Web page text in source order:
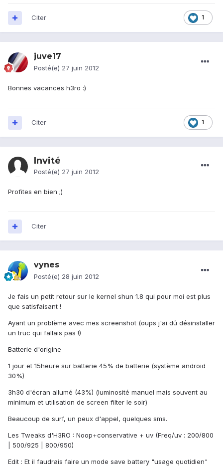
1
Citer
juve17
Posté(e) 27 juin 2012
Bonnes vacances h3ro :)
1
Citer
Invité
Posté(e) 27 juin 2012
Profites en bien ;)
Citer
vynes
Posté(e) 28 juin 2012
Je fais un petit retour sur le kernel shun 1.8 qui pour moi est plus
que satisfaisant !
Ayant un problème avec mes screenshot (oups j'ai dû désinstaller
un truc qui fallais pas !)
Batterie d'origine
1 jour et 15heure sur batterie 45% de batterie (système android
30%)
3h30 d'écran allumé (43%) (luminosité manuel mais souvent au
minimum et utilisation de screen filter le soir)
Beaucoup de surf, un peux d'appel, quelques sms.
Les Tweaks d'H3RO : Noop+conservative + uv (Freq/uv : 200/800
| 500/925 | 800/950)
Edit : Et il faudrais faire un mode save battery "usage quotidien"